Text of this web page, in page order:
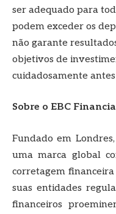
ser adequado para
podem exceder os
não garante
objetivos de
cuidadosamente
Sobre o EBC
Fundado em
uma marca global
corretagem
suas entidades
financeiros